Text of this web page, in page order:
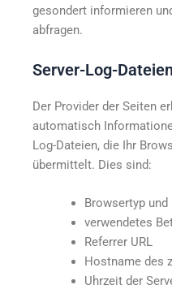
gesondert informieren
abfragen.
Server-Log-Dateien
Der Provider der Seiten
automatisch
Log-Dateien, die Ihr
übermittelt. Dies sind:
Browsertyp
verwendetes
Referrer URL
Hostname des
Uhrzeit der